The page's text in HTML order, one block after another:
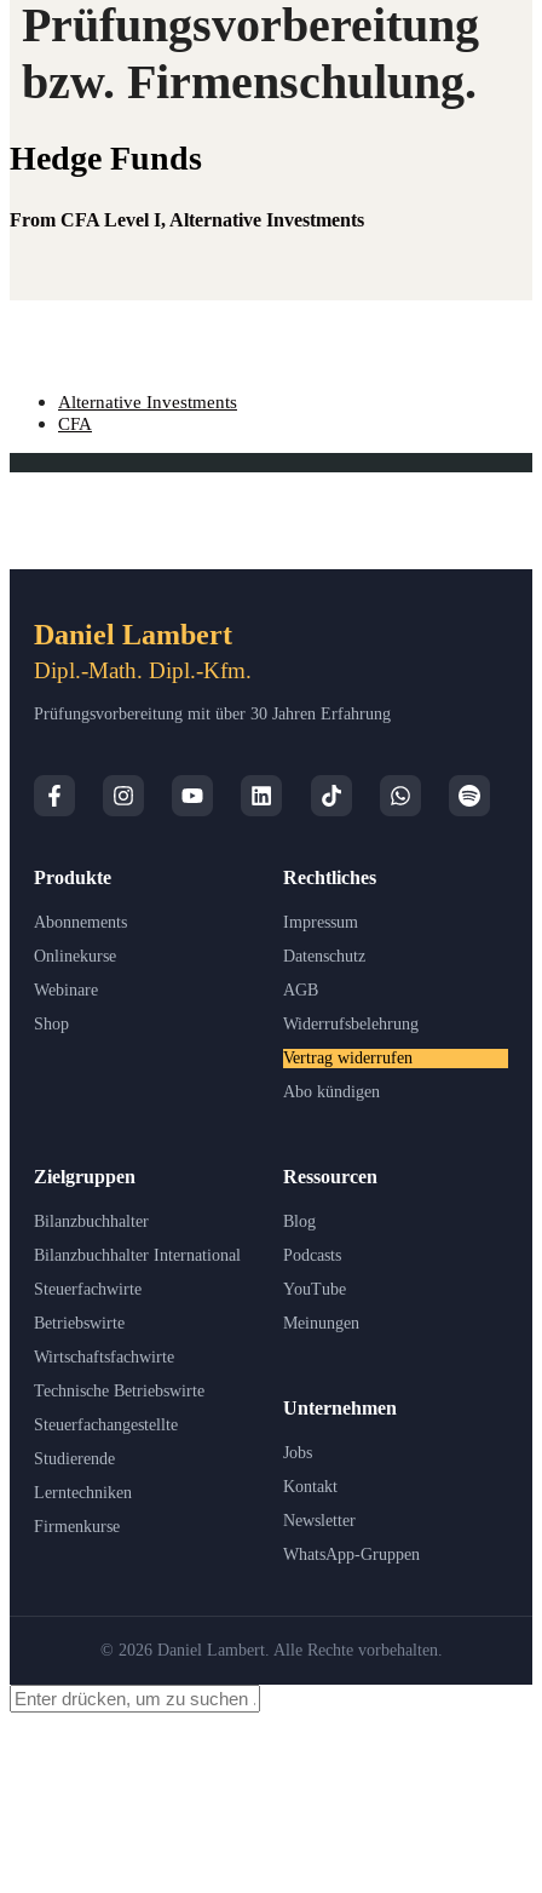
Hedge Funds
From CFA Level I, Alternative Investments
Alternative Investments
CFA
Daniel Lambert
Dipl.-Math. Dipl.-Kfm.
Prüfungsvorbereitung mit über 30 Jahren Erfahrung
Produkte
Abonnements
Onlinekurse
Webinare
Shop
Zielgruppen
Bilanzbuchhalter
Bilanzbuchhalter International
Steuerfachwirte
Betriebswirte
Wirtschaftsfachwirte
Technische Betriebswirte
Steuerfachangestellte
Studierende
Lerntechniken
Firmenkurse
Ressourcen
Blog
Podcasts
YouTube
Meinungen
Unternehmen
Jobs
Kontakt
Newsletter
WhatsApp-Gruppen
Rechtliches
Impressum
Datenschutz
AGB
Widerrufsbelehrung
Vertrag widerrufen
Abo kündigen
© 2026 Daniel Lambert. Alle Rechte vorbehalten.